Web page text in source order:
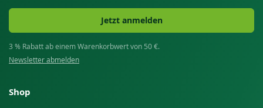
Jetzt anmelden
3 % Rabatt ab einem Warenkorbwert von 50 €.
Newsletter abmelden
Shop